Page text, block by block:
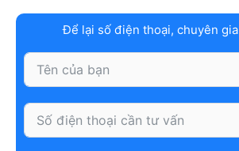
Để lại số điện thoại, chuyên gia